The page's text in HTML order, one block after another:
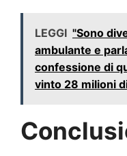
LEGGI "Sono
ambulante e
confessione di
vinto 28 milioni